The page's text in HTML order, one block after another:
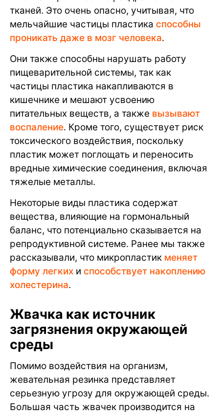
тканей. Это очень опасно, учитывая, что
мельчайшие частицы пластика способны
проникать даже в мозг человека.
Они также способны нарушать работу
пищеварительной системы, так как
частицы пластика накапливаются в
кишечнике и мешают усвоению
питательных веществ, а также вызывают
воспаление. Кроме того, существует риск
токсического воздействия, поскольку
пластик может поглощать и переносить
вредные химические соединения, включая
тяжелые металлы.
Некоторые виды пластика содержат
вещества, влияющие на гормональный
баланс, что потенциально сказывается на
репродуктивной системе. Ранее мы также
рассказывали, что микропластик меняет
форму легких и способствует накоплению
холестерина.
Жвачка как источник
загрязнения окружающей
среды
Помимо воздействия на организм,
жевательная резинка представляет
серьезную угрозу для окружающей среды.
Большая часть жвачек производится на